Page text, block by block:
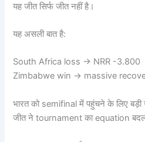
यह जीत सिर्फ जीत नहीं है।
यह असली बात है:
South Africa loss → NRR -3.800
Zimbabwe win → massive
भारत को semifinal में पहुंचने के लिए
जीत ने tournament का equation बदल